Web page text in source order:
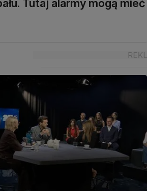
Tutaj alarmy mogą mieć